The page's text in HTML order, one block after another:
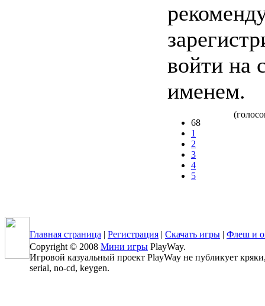
войти на
именем.
68
1
2
3
4
5
Главная страница | Регистрация | Скачать игры | Флеш и
Copyright © 2008 Мини игры PlayWay.
Игровой казуальный проект PlayWay не публикует
serial, no-cd, keygen.